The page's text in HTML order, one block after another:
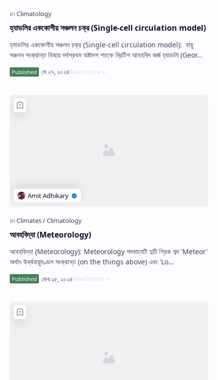
হ্যাডলির এককোশীয় সঞ্চলন চক্র (Single-cell circulation model)
হ্যাডলির এককোশীয় সঞ্চলন চক্র (Single-cell circulation model): বায়ু
সঞ্চলন সংক্রান্ত বিষয়ে সর্বপ্রথম অষ্টাদশ শতকে ব্রিটিশ আবহবিদ জর্জ হ্যাডলি (Geor…
আবহবিদ্যা (Meteorology)
আবহবিদ্যা (Meteorology): Meteorology পদবাচ্যটি দুটি গ্রিক শব্দ 'Meteor'
অর্থাৎ উর্ধ্ববায়ুমণ্ডল সংক্রান্ত (on the things above) এবং 'Lo…